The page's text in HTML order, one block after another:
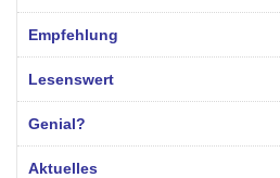
Empfehlung
Lesenswert
Genial?
Aktuelles